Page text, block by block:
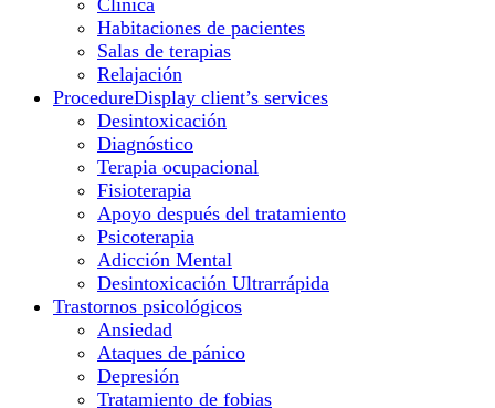
Clínica
Habitaciones de pacientes
Salas de terapias
Relajación
ProcedureDisplay client’s services
Desintoxicación
Diagnóstico
Terapia ocupacional
Fisioterapia
Apoyo después del tratamiento
Psicoterapia
Adicción Mental
Desintoxicación Ultrarrápida
Trastornos psicológicos
Ansiedad
Ataques de pánico
Depresión
Tratamiento de fobias